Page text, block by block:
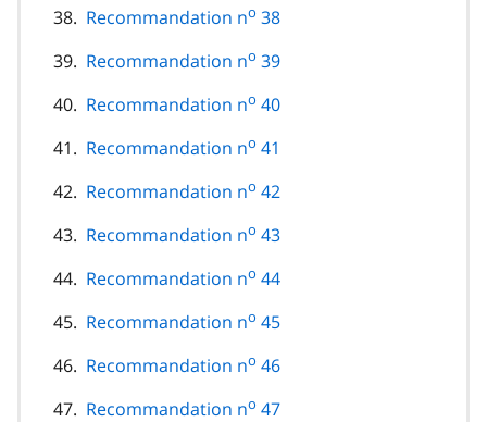
Recommandation no 38
Recommandation no 39
Recommandation no 40
Recommandation no 41
Recommandation no 42
Recommandation no 43
Recommandation no 44
Recommandation no 45
Recommandation no 46
Recommandation no 47